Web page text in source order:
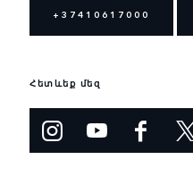
+37410617000
Հետևեք մեզ